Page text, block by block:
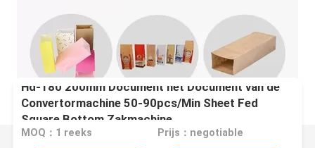
Hd-180 200mm Document het Document van de
Convertormachine 50-90pcs/Min Sheet Fed
Square Bottom Zakmachine
MOQ：1 reeks Prijs：negotiable